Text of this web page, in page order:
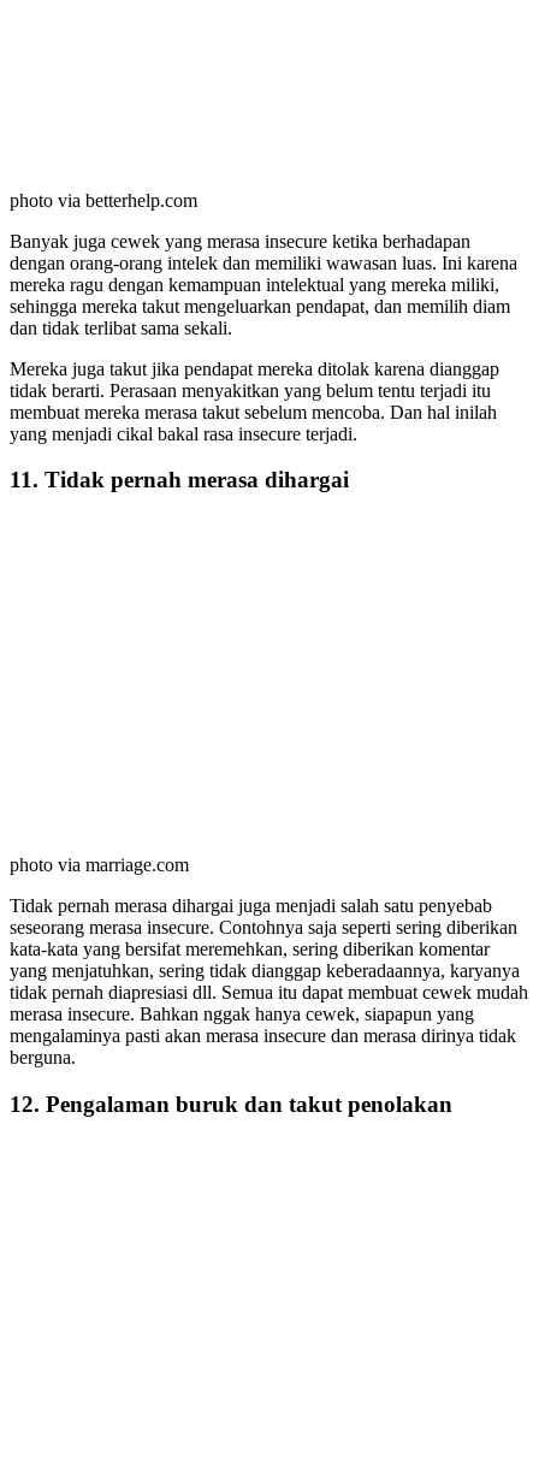
photo via betterhelp.com
Banyak juga cewek yang merasa insecure ketika berhadapan
dengan orang-orang intelek dan memiliki wawasan luas. Ini karena
mereka ragu dengan kemampuan intelektual yang mereka miliki,
sehingga mereka takut mengeluarkan pendapat, dan memilih diam
dan tidak terlibat sama sekali.
Mereka juga takut jika pendapat mereka ditolak karena dianggap
tidak berarti. Perasaan menyakitkan yang belum tentu terjadi itu
membuat mereka merasa takut sebelum mencoba. Dan hal inilah
yang menjadi cikal bakal rasa insecure terjadi.
11. Tidak pernah merasa dihargai
photo via marriage.com
Tidak pernah merasa dihargai juga menjadi salah satu penyebab
seseorang merasa insecure. Contohnya saja seperti sering diberikan
kata-kata yang bersifat meremehkan, sering diberikan komentar
yang menjatuhkan, sering tidak dianggap keberadaannya, karyanya
tidak pernah diapresiasi dll. Semua itu dapat membuat cewek mudah
merasa insecure. Bahkan nggak hanya cewek, siapapun yang
mengalaminya pasti akan merasa insecure dan merasa dirinya tidak
berguna.
12. Pengalaman buruk dan takut penolakan